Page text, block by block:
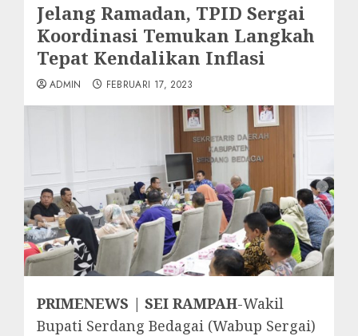
Jelang Ramadan, TPID Sergai
Koordinasi Temukan Langkah
Tepat Kendalikan Inflasi
ADMIN FEBRUARI 17, 2023
PRIMENEWS | SEI RAMPAH-Wakil
Bupati Serdang Bedagai (Wabup Sergai)